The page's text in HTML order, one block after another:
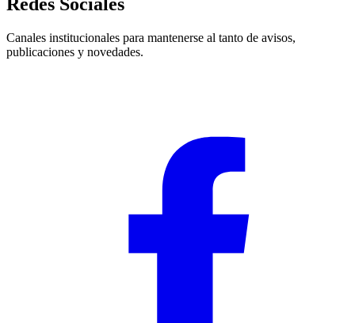
Redes Sociales
Canales institucionales para mantenerse al tanto de avisos,
publicaciones y novedades.